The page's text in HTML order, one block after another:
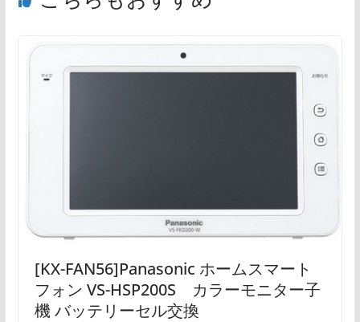
[KX-FAN56]Panasonic ホームスマート
フォン VS-HSP200S カラーモニター子
機 バッテリーセル交換